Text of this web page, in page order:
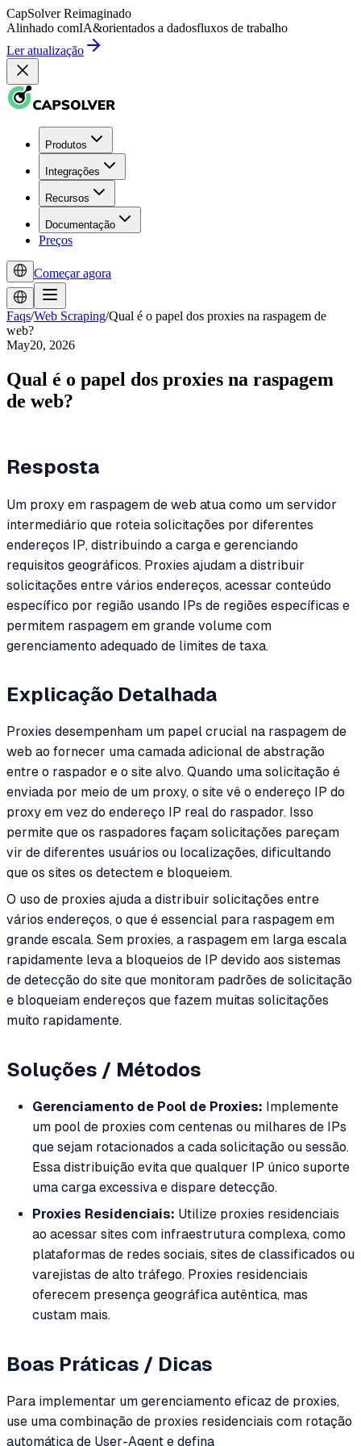
CapSolver Reimaginado
Alinhado comIA&orientados a dadosfluxos de trabalho
Ler atualização
Produtos
Integrações
Recursos
Documentação
Preços
Começar agora
Faqs/Web Scraping/Qual é o papel dos proxies na raspagem de
web?
May20, 2026
Qual é o papel dos proxies na raspagem
de web?
Resposta
Um proxy em raspagem de web atua como um servidor
intermediário que roteia solicitações por diferentes
endereços IP, distribuindo a carga e gerenciando
requisitos geográficos. Proxies ajudam a distribuir
solicitações entre vários endereços, acessar conteúdo
específico por região usando IPs de regiões específicas e
permitem raspagem em grande volume com
gerenciamento adequado de limites de taxa.
Explicação Detalhada
Proxies desempenham um papel crucial na raspagem de
web ao fornecer uma camada adicional de abstração
entre o raspador e o site alvo. Quando uma solicitação é
enviada por meio de um proxy, o site vê o endereço IP do
proxy em vez do endereço IP real do raspador. Isso
permite que os raspadores façam solicitações pareçam
vir de diferentes usuários ou localizações, dificultando
que os sites os detectem e bloqueiem.
O uso de proxies ajuda a distribuir solicitações entre
vários endereços, o que é essencial para raspagem em
grande escala. Sem proxies, a raspagem em larga escala
rapidamente leva a bloqueios de IP devido aos sistemas
de detecção do site que monitoram padrões de solicitação
e bloqueiam endereços que fazem muitas solicitações
muito rapidamente.
Soluções / Métodos
Gerenciamento de Pool de Proxies: Implemente
um pool de proxies com centenas ou milhares de IPs
que sejam rotacionados a cada solicitação ou sessão.
Essa distribuição evita que qualquer IP único suporte
uma carga excessiva e dispare detecção.
Proxies Residenciais: Utilize proxies residenciais
ao acessar sites com infraestrutura complexa, como
plataformas de redes sociais, sites de classificados ou
varejistas de alto tráfego. Proxies residenciais
oferecem presença geográfica autêntica, mas
custam mais.
Boas Práticas / Dicas
Para implementar um gerenciamento eficaz de proxies,
use uma combinação de proxies residenciais com rotação
automática de User-Agent e defina